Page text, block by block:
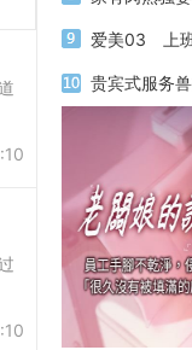
贵宾式服务